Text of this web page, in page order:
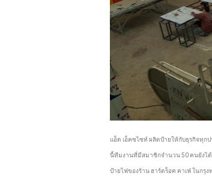
แอ็ด เอ็คซไซท์ ผลิดป้ายให้กับธุรกิจทุก
นี้ทีมงานที่มีสมาชิกจำนวน 50 คนยังไ
ป้ายไฟของร้าน ฮาร์ดร็อค คาเฟ่ ในกรุ